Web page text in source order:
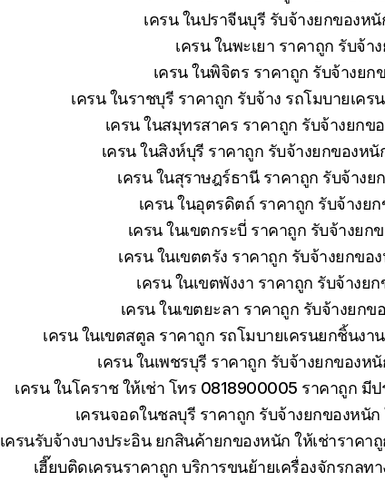
เครน ในปราจีนบุรี รับจ้างยกของห
เครน ในพะเยา ราคาถูก รับจ้า
เครน ในพิจิตร ราคาถูก รับจ้างยก
เครน ในราชบุรี ราคาถูก รับจ้าง รถโมบายเคร
เครน ในสมุทรสาคร ราคาถูก รับจ้างยกข
เครน ในสิงห์บุรี ราคาถูก รับจ้างยกของหนั
เครน ในสุราษฎร์ธานี ราคาถูก รับจ้างย
เครน ในอุตรดิตถ์ ราคาถูก รับจ้างย
เครน ในเขตกระบี่ ราคาถูก รับจ้างยก
เครน ในเขตตรัง ราคาถูก รับจ้างยกขอ
เครน ในเขตพังงา ราคาถูก รับจ้างย
เครน ในเขตยะลา ราคาถูก รับจ้างยกข
เครน ในเขตสตูล ราคาถูก รถโมบายเครนยกชิ้นงา
เครน ในเพชรบุรี ราคาถูก รับจ้างยกของห
เครน ในโคราช ให้เช่า โทร 0818900005 ราคาถูก มี
เครนจอดในชลบุรี ราคาถูก รับจ้างยกของหนัก
เครนรับจ้างบางประอิน ยกสินค้ายกของหนัก ให้เช่าราคา
เฮี๊ยบติดเครนราคาถูก บริการขนย้ายเครื่องจักรกลทา